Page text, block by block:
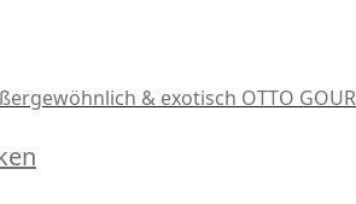
& exotisch OTTO